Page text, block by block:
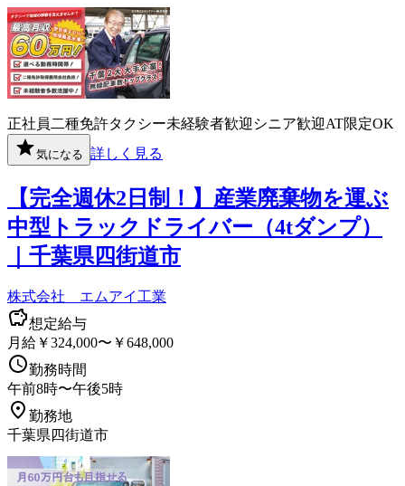
正社員 二種免許タクシー未経験者歓迎 シニア歓迎AT限定OK
気になる 詳しく見る
【完全週休2日制！】産業廃棄物を運ぶ
中型トラックドライバー（4tダンプ）
｜千葉県四街道市
株式会社 エムアイ工業
想定給与
月給￥324,000〜￥648,000
勤務時間
午前8時〜午後5時
勤務地
千葉県四街道市